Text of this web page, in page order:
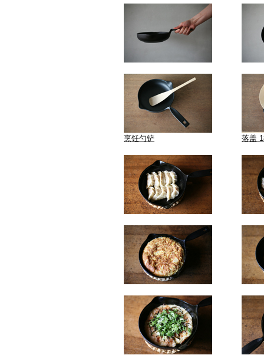
烹饪勺铲 落盖